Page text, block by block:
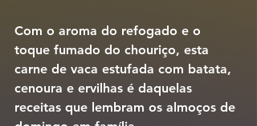
Com o aroma do refogado e o
toque fumado do chouriço, esta
carne de vaca estufada com batata,
cenoura e ervilhas é daquelas
receitas que lembram os almoços de